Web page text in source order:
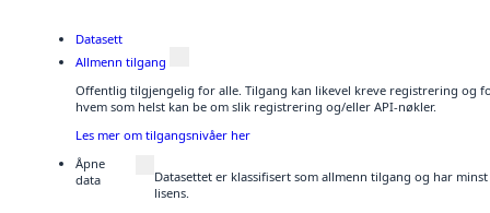
Datasett
Allmenn tilgang
Offentlig tilgjengelig for alle. Tilgang kan likevel kreve registrering og
hvem som helst kan be om slik registrering og/eller API-nøkler.
Les mer om tilgangsnivåer her
Åpne
data
Datasettet er klassifisert som allmenn tilgang og har
lisens.